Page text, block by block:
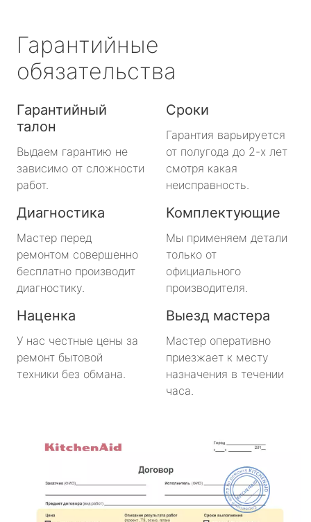
Гарантийные
обязательства
Гарантийный
талон
Выдаем гарантию не
зависимо от сложности
работ.
Сроки
Гарантия варьируется
от полугода до 2-х лет
смотря какая
неисправность.
Диагностика
Мастер перед
ремонтом совершенно
бесплатно производит
диагностику.
Комплектующие
Мы применяем детали
только от
официального
производителя.
Наценка
У нас честные цены за
ремонт бытовой
техники без обмана.
Выезд мастера
Мастер оперативно
приезжает к месту
назначения в течении
часа.